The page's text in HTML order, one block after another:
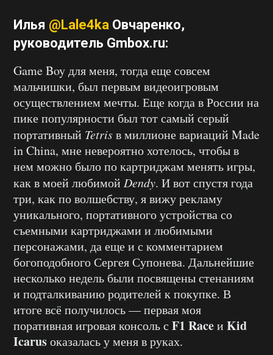
Илья @Lale4ka Овчаренко,
руководитель Gmbox.ru:
Game Boy для меня, тогда еще совсем
мальчишки, был первым видеоигровым
осуществлением мечты. Еще когда в России на
пике популярности был тот самый серый
портативный Tetrisв миллионе вариаций Made
in China, мне невероятно хотелось, чтобы в
нем можно было по картриджам менять игры,
как в моей любимой Dendy. И вот спустя года
три, как по волшебству, я вижу рекламу
уникального, портативного устройства со
съемными картриджами и любимыми
персонажами, да еще и с комментарием
богоподобного Сергея Супонева. Дальнейшие
несколько недель были посвящены стенаниям
и подталкиванию родителей к покупке. В
итоге всё получилось — первая моя
поративная игровая консоль с F1 Raceи Kid
Icarusоказалась у меня в руках.